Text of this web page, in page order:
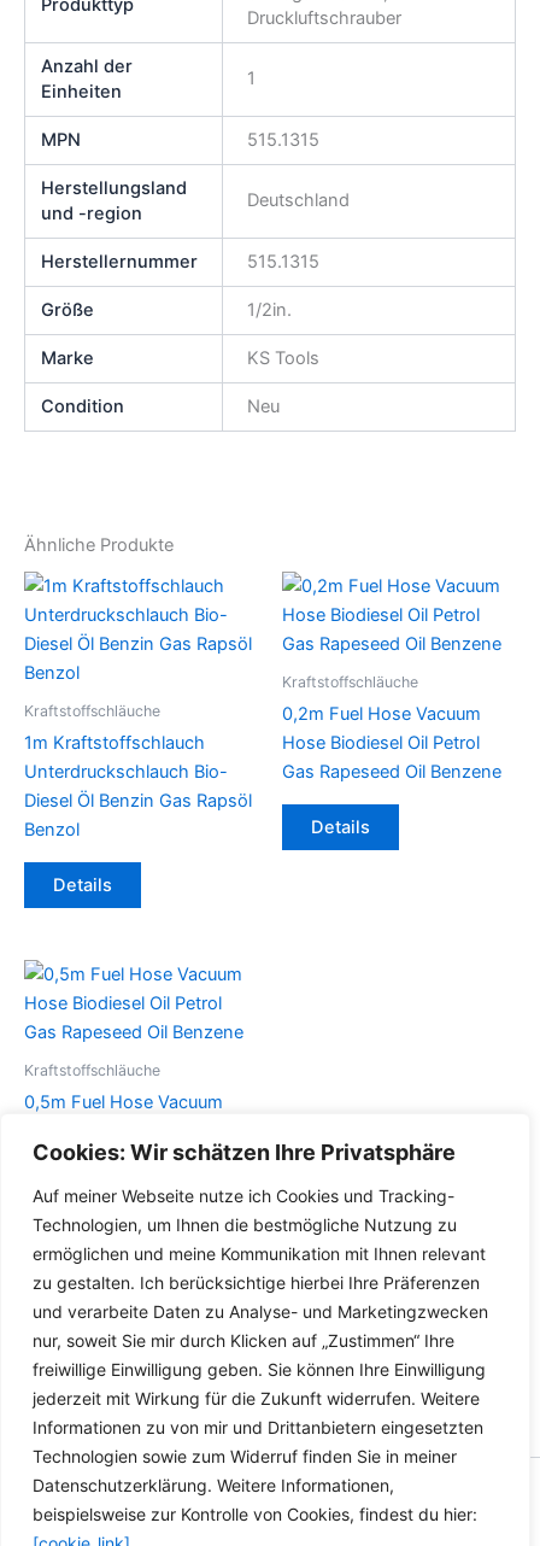
Cookies: Wir schätzen Ihre Privatsphäre
Auf meiner Webseite nutze ich Cookies und Tracking-
Technologien, um Ihnen die bestmögliche Nutzung zu
ermöglichen und meine Kommunikation mit Ihnen relevant
zu gestalten. Ich berücksichtige hierbei Ihre Präferenzen
und verarbeite Daten zu Analyse- und Marketingzwecken
nur, soweit Sie mir durch Klicken auf „Zustimmen“ Ihre
freiwillige Einwilligung geben. Sie können Ihre Einwilligung
jederzeit mit Wirkung für die Zukunft widerrufen. Weitere
Informationen zu von mir und Drittanbietern eingesetzten
Technologien sowie zum Widerruf finden Sie in meiner
Datenschutzerklärung. Weitere Informationen,
beispielsweise zur Kontrolle von Cookies, findest du hier:
Produkttyp
Druckluftschrauber
Anzahl der
Einheiten
1
MPN 515.1315
Herstellungsland
und -region
Deutschland
Herstellernummer 515.1315
Größe 1/2in.
Marke KS Tools
Condition Neu
Ähnliche Produkte
Kraftstoffschläuche
1m Kraftstoffschlauch
Unterdruckschlauch Bio-
Diesel Öl Benzin Gas Rapsöl
Benzol
Details
Dieses
Varianten
auf.
Die
Optionen
können
der
Produktseite
gewählt
werden
Kraftstoffschläuche
0,2m Fuel Hose Vacuum
Hose Biodiesel Oil Petrol
Gas Rapeseed Oil Benzene
Details
Dieses
gewählt
werden
Kraftstoffschläuche
0,5m Fuel Hose Vacuum
Gas Rapeseed Oil Benzene
Details
Dieses
Produkt
weist
mehrere
Varianten
auf.
Die
Optionen
können
auf
der
Produktseite
Copyright © 2026 Versandhandel für Fahrzeugteile, Ersatzteile
für: SMART BMW VW - Zubehör für Werkstätten.